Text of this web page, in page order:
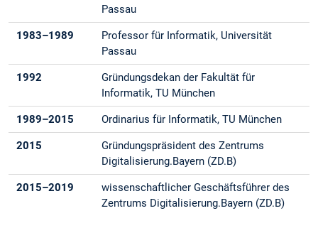
Passau
1983–1989
Professor für Informatik, Universität
Passau
1992
Gründungsdekan der Fakultät für
Informatik, TU München
1989–2015 Ordinarius für Informatik, TU München
2015
Gründungspräsident des Zentrums
Digitalisierung.Bayern (ZD.B)
2015–2019
wissenschaftlicher Geschäftsführer des
Zentrums Digitalisierung.Bayern (ZD.B)